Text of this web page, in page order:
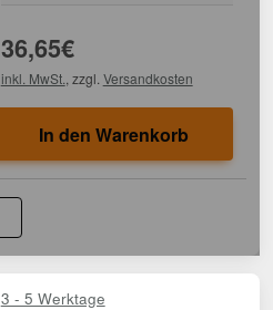
36,65€
inkl. MwSt. , zzgl. Versandkosten
In den Warenkorb
3 - 5 Werktage